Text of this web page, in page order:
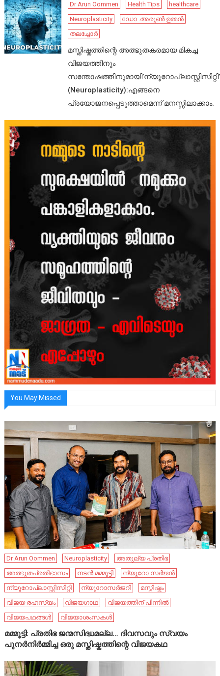
Dr Arun Oommen Health Tips
healthcare
Neuroplasticity
ഡോ .അരുൺ ഉമ്മൻ
തലച്ചോർ
മസ്തിഷ്കത്തിന്റെ അത്ഭുതകരമായ മികച്ച
വിജയത്തിനും
സന്തോഷത്തിനുമായി’ന്യൂറോപ്ലാസ്റ്റിസിറ്റി’
(Neuroplasticity):എങ്ങനെ
പ്രയോജനപ്പെടുത്താമെന്ന് മനസ്സിലാക്കാം.
You May Missed
Dr Arun Oommen Neuroplasticity
അതുല്യ പ്രതിഭ
അത്ഭുതപ്രതിഭാസം
നടൻ മമ്മൂട്ടി
ന്യൂറോ സർജൻ
ന്യൂറോപ്ലാസ്റ്റിസിറ്റി
ന്യൂറോസർജറി
മസ്തിഷ്കം
വിജയ രഹസ്യം
വിജയഗാഥ
വിജയത്തിന് പിന്നിൽ
വിജയപഥങ്ങൾ
വിജയാശംസകൾ
മമ്മൂട്ടി: പ്രതിഭ ജന്മസിദ്ധമല്ല… ദിവസവും സ്വയം
പുനർനിർമ്മിച്ച ഒരു മസ്തിഷ്കത്തിന്റെ വിജയകഥ